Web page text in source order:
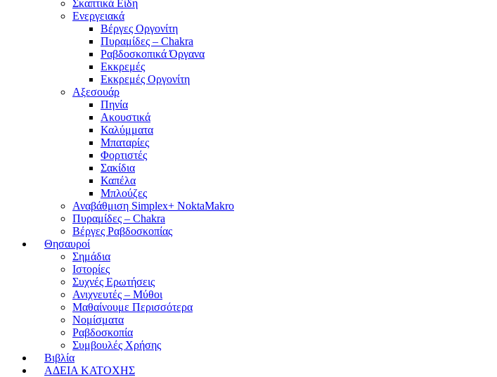
Σκαπτικά Είδη
Ενεργειακά
Βέργες Οργονίτη
Πυραμίδες – Chakra
Ραβδοσκοπικά Όργανα
Εκκρεμές
Εκκρεμές Οργονίτη
Αξεσουάρ
Πηνία
Ακουστικά
Καλύμματα
Μπαταρίες
Φορτιστές
Σακίδια
Καπέλα
Μπλούζες
Αναβάθμιση Simplex+ NoktaMakro
Πυραμίδες – Chakra
Βέργες Ραβδοσκοπίας
Θησαυροί
Σημάδια
Ιστορίες
Συχνές Ερωτήσεις
Ανιχνευτές – Μύθοι
Μαθαίνουμε Περισσότερα
Νομίσματα
Ραβδοσκοπία
Συμβουλές Χρήσης
Βιβλία
ΑΔΕΙΑ ΚΑΤΟΧΗΣ